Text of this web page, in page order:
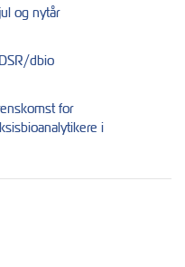
og nytår
dbio
for
i